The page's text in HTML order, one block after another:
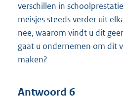
verschillen in
meisjes steeds verder uit
nee, waarom vindt u dit
gaat u ondernemen om dit
maken?
Antwoord 6